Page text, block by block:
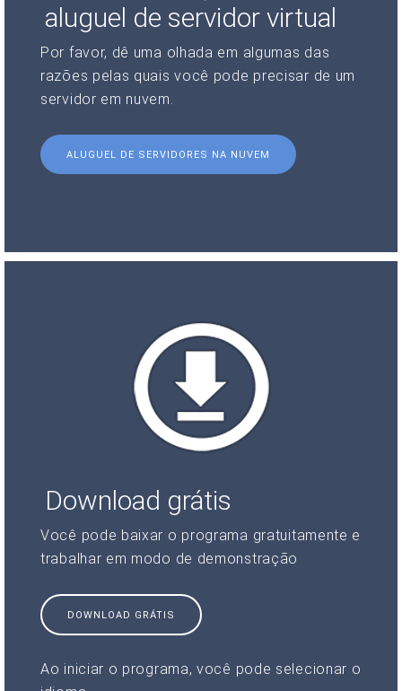
aluguel de servidor virtual
Por favor, dê uma olhada em algumas das
razões pelas quais você pode precisar de um
servidor em nuvem.
ALUGUEL DE SERVIDORES NA NUVEM
Download grátis
Você pode baixar o programa gratuitamente e
trabalhar em modo de demonstração
DOWNLOAD GRÁTIS
Ao iniciar o programa, você pode selecionar o